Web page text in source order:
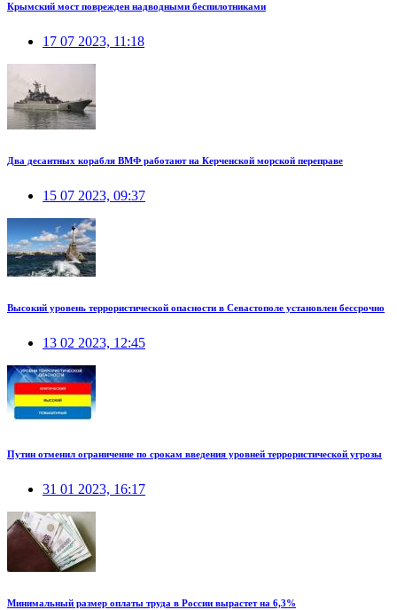
Крымский мост поврежден надводными беспилотниками
17 07 2023, 11:18
Два десантных корабля ВМФ работают на Керченской морской переправе
15 07 2023, 09:37
Высокий уровень террористической опасности в Севастополе установлен бессрочно
13 02 2023, 12:45
Путин отменил ограничение по срокам введения уровней террористической угрозы
31 01 2023, 16:17
Минимальный размер оплаты труда в России вырастет на 6,3%